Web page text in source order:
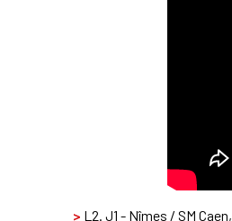
> L2. J1 - Nîmes / SM Caen,